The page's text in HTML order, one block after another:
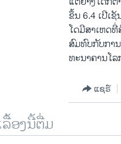
ຂຶ້ນ 6.4 ເປີເ
ໂດມີສາເຫດ
ສົມທົບກັບກາ
ທະນາຄານໂ
ແຊຣ໌
ອງນີ້ຕື່ມ